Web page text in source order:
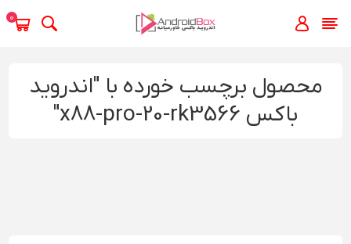
0
محصول برچسب خورده با "اندروید
باکس x88-pro-20-rk3566"